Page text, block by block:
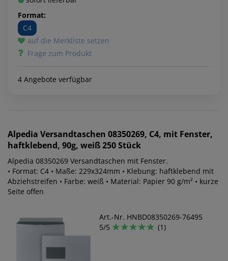
Format:
C4
auf die Merkliste setzen
Frage zum Produkt
4 Angebote verfügbar
Alpedia Versandtaschen 08350269, C4, mit Fenster,
haftklebend, 90g, weiß 250 Stück
Alpedia 08350269 Versandtaschen mit Fenster.
• Format: C4 • Maße: 229x324mm • Klebung: haftklebend mit
Abziehstreifen • Farbe: weiß • Material: Papier 90 g/m² • kurze
Seite offen
Art.-Nr. HNBD08350269-76495
5/5
(1)